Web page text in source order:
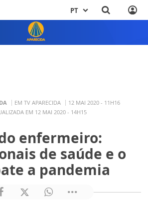
PT
EM TV APARECIDA
12 MAI 2020 - 11H16
EM 12 MAI 2020 - 14H15
enfermeiro:
de saúde e o
a pandemia